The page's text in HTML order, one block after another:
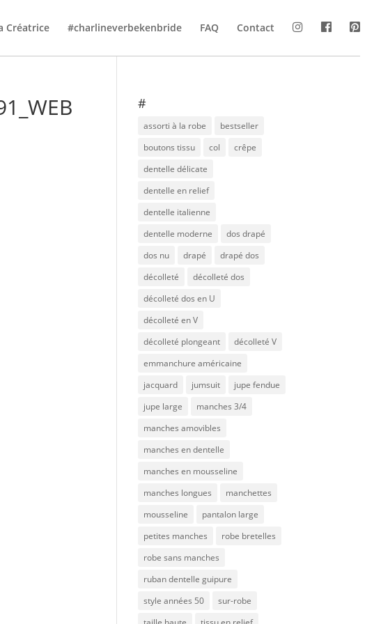
Créatrice #charlineverbekenbride FAQ Contact
#
assorti à la robe
bestseller
boutons tissu
col
crêpe
dentelle délicate
dentelle en relief
dentelle italienne
dentelle moderne
dos drapé
dos nu
drapé
drapé dos
décolleté
décolleté dos
décolleté dos en U
décolleté en V
décolleté plongeant
décolleté V
emmanchure américaine
jacquard
jumsuit
jupe fendue
jupe large
manches 3/4
manches amovibles
manches en dentelle
manches en mousseline
manches longues
manchettes
mousseline
pantalon large
petites manches
robe bretelles
robe sans manches
ruban dentelle guipure
style années 50
sur-robe